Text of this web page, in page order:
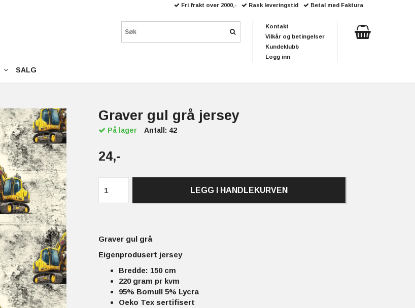
Graver gul grå jersey
På lager Antall: 42
24,-
LEGG I HANDLEKURVEN
Graver gul grå
Eigenprodusert jersey
Bredde: 150 cm
220 gram pr kvm
95% Bomull 5% Lycra
Oeko Tex sertifisert
Fri frakt over 2000,- Rask leveringstid Betal med Faktura
Kontakt
Vilkår og betingelser
Kundeklubb
Logg inn
SALG